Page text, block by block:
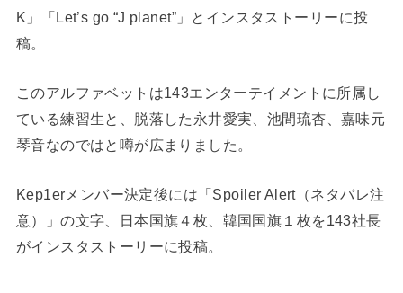
K」「Let’s go “J planet”」とインスタストーリーに投
稿。
このアルファベットは143エンターテイメントに所属し
ている練習生と、脱落した永井愛実、池間琉杏、嘉味元
琴音なのではと噂が広まりました。
Kep1erメンバー決定後には「Spoiler Alert（ネタバレ注
意）」の文字、日本国旗４枚、韓国国旗１枚を143社長
がインスタストーリーに投稿。